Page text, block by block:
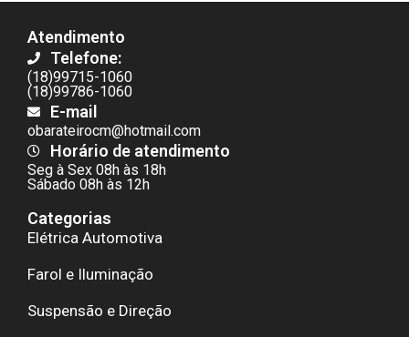
Atendimento
Telefone:
(18)99715-1060
(18)99786-1060
E-mail
obarateirocm@hotmail.com
Horário de atendimento
Seg à Sex 08h às 18h
Sábado 08h às 12h
Categorias
Elétrica Automotiva
Farol e Iluminação
Suspensão e Direção